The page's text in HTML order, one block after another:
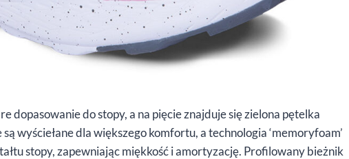
dopasowanie do stopy, a na pięcie znajduje się zielona pętelka
wyściełane dla większego komfortu, a technologia ‘memoryfoam’
stopy, zapewniając miękkość i amortyzację. Profilowany bieżnik